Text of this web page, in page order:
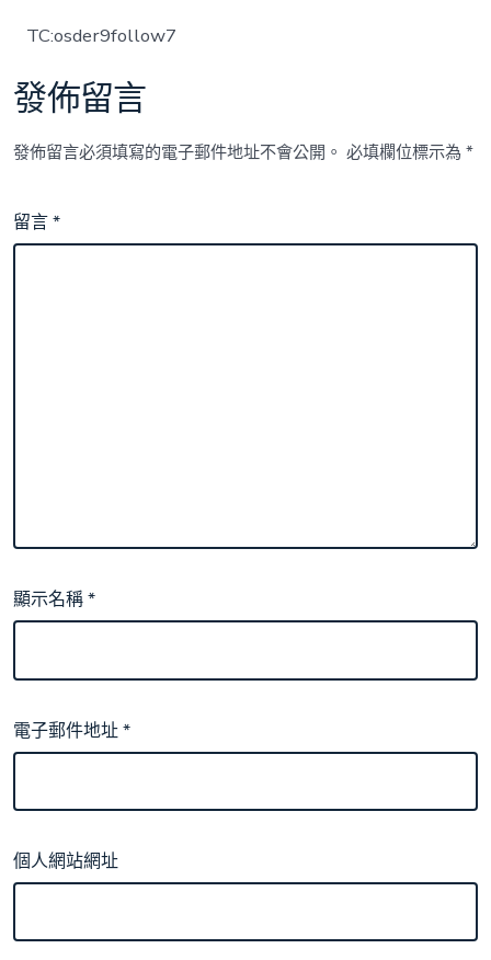
TC:osder9follow7
發佈留言
發佈留言必須填寫的電子郵件地址不會公開。 必填欄位標示為*
留言*
顯示名稱*
電子郵件地址*
個人網站網址